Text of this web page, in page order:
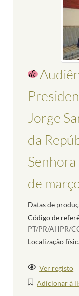
Jorge
da
de
Datas de
Código de
PT/PR/AHPR/
Localização
Ver registo
Adicionar à